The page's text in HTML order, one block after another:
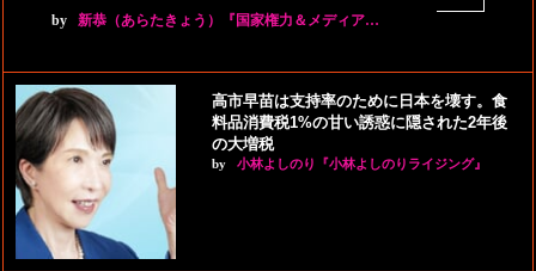
by 新恭（あらたきょう）『国家権力＆メディア…
高市早苗は支持率のために日本を壊す。食
料品消費税1%の甘い誘惑に隠された2年後
の大増税
by 小林よしのり『小林よしのりライジング』